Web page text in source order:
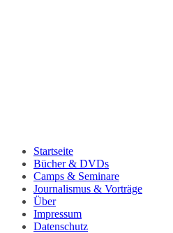
Startseite
Bücher & DVDs
Camps & Seminare
Journalismus & Vorträge
Über
Impressum
Datenschutz